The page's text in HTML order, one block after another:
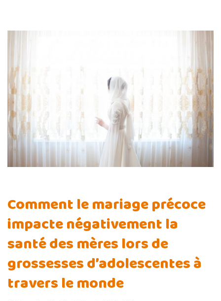
Comment le mariage précoce
impacte négativement la
santé des mères lors de
grossesses d’adolescentes à
travers le monde